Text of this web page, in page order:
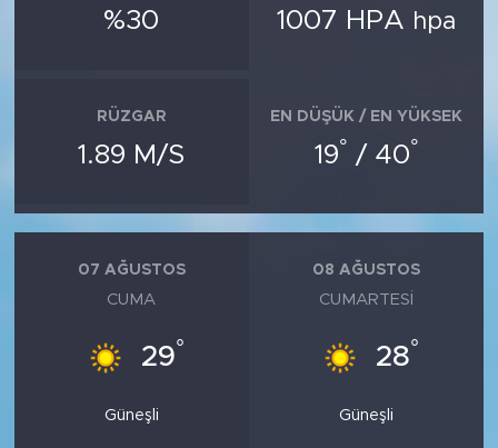
%30 1007 HPA hpa
RÜZGAR
1.89 M/S
EN DÜŞÜK / EN YÜKSEK
19° / 40°
07 AĞUSTOS
CUMA
29°
Güneşli
08 AĞUSTOS
CUMARTESI
28°
Güneşli